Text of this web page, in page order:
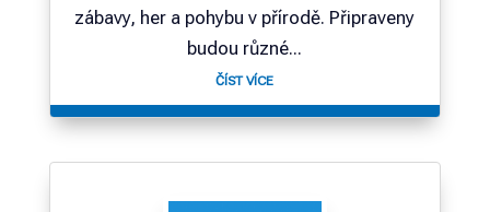
zábavy, her a pohybu v přírodě. Připraveny
budou různé...
ČÍST VÍCE